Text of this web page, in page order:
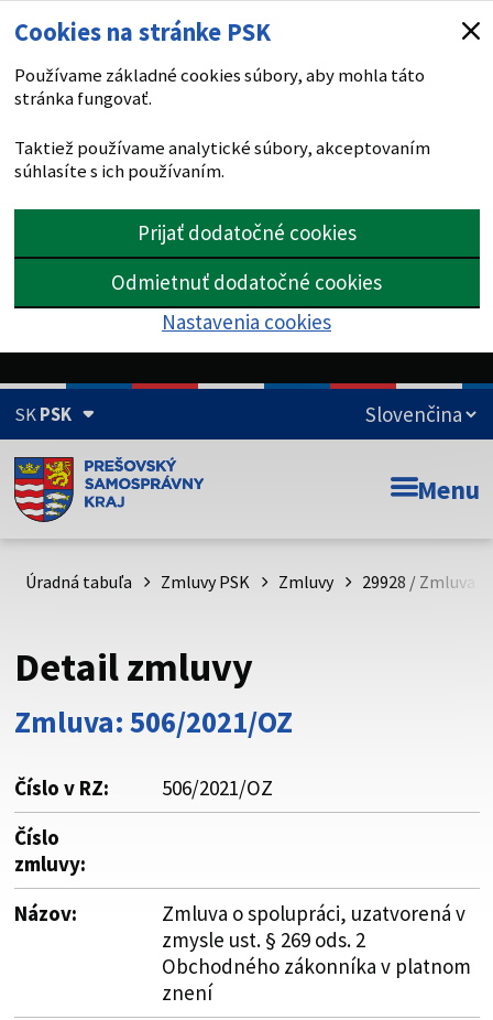
Cookies na stránke PSK
Používame základné cookies súbory, aby mohla táto
stránka fungovať.
Taktiež používame analytické súbory, akceptovaním
súhlasíte s ich používaním.
Prijať dodatočné cookies
Odmietnuť dodatočné cookies
Nastavenia cookies
SKPSK
Doména psk.sk je oficiálna
Toto je oficiálna webová stránka Prešovského
psk.sk.
Buďte pozorní a vždy sa uistite, že zdieľate informácie iba
cez zabezpečenú webovú stránku. Zabezpečená stránka
vždy začína https:// pred názvom domény webového sídla.
Menu
Úradná tabuľa Zmluvy PSK Zmluvy 29928 / Zmluva
Detail zmluvy
Zmluva: 506/2021/OZ
Číslo v RZ:
506/2021/OZ
Číslo
zmluvy:
Názov:
Zmluva o spolupráci, uzatvorená v
zmysle ust. § 269 ods. 2
Obchodného zákonníka v platnom
znení